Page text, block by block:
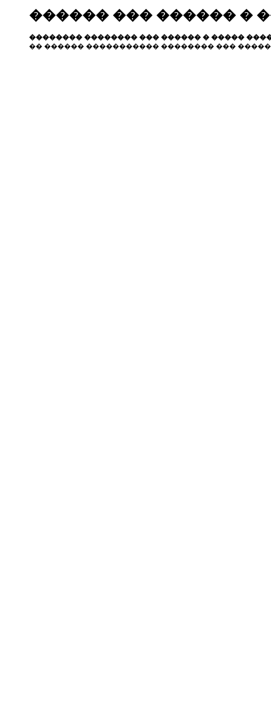
������ ��� ������ �
�������� �������� ��� ������ � �����
�� ������ ����������� �������� ���